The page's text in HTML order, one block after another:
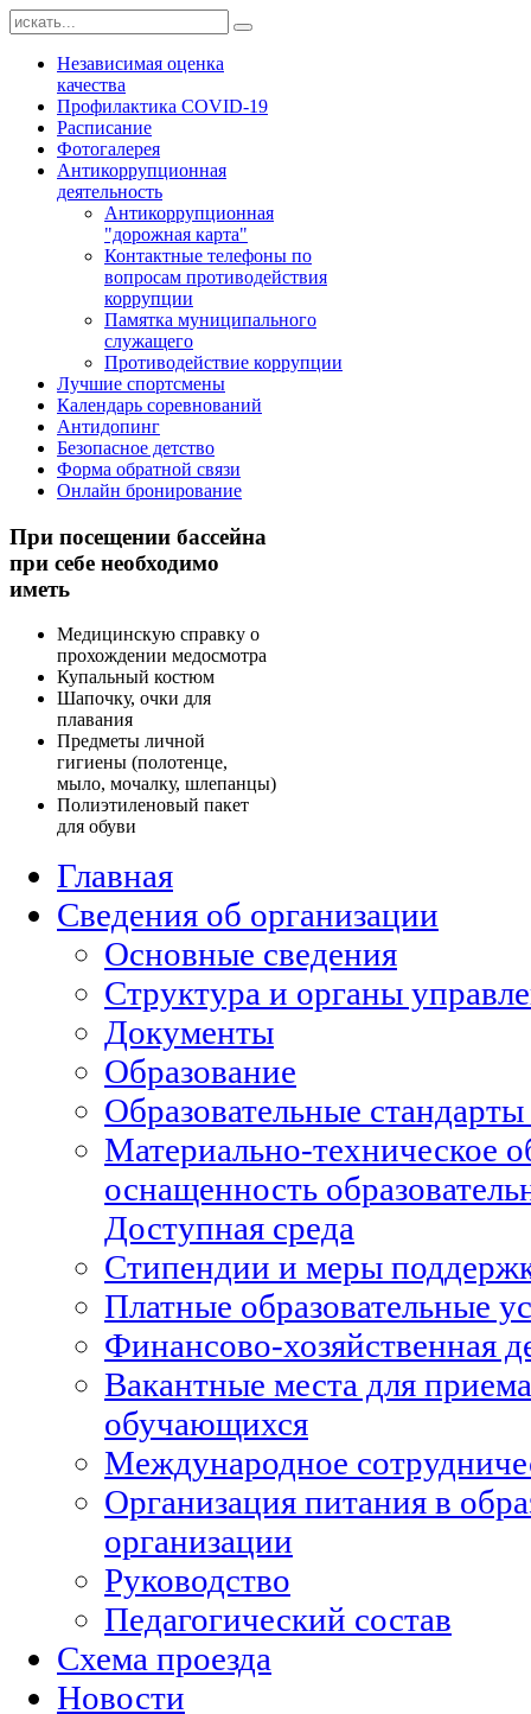
Независимая оценка
качества
Профилактика COVID-19
Расписание
Фотогалерея
Антикоррупционная
деятельность
Антикоррупционная
"дорожная карта"
Контактные телефоны по
вопросам противодействия
коррупции
Памятка муниципального
служащего
Противодействие коррупции
Лучшие спортсмены
Календарь соревнований
Антидопинг
Безопасное детство
Форма обратной связи
Онлайн бронирование
При посещении бассейна
при себе необходимо
иметь
Медицинскую справку о
прохождении медосмотра
Купальный костюм
Шапочку, очки для
плавания
Предметы личной
гигиены (полотенце,
мыло, мочалку, шлепанцы)
Полиэтиленовый пакет
для обуви
Главная
Сведения об организации
Основные сведения
Структура и органы
Документы
Образование
Образовательные
Материально-техническое
оснащенность
Доступная среда
Стипендии и меры
Платные образовательные
Финансово-хозяйственная
Вакантные места для
обучающихся
Международное
Организация питания в
организации
Руководство
Педагогический состав
Схема проезда
Новости